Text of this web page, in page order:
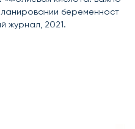
беременност
журнал, 2021.